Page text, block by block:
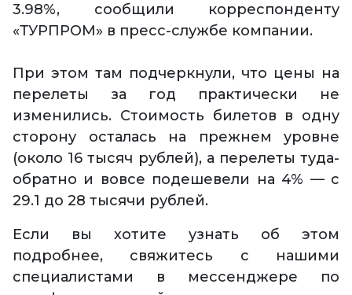
3.98%, сообщили корреспонденту
«ТУРПРОМ» в пресс-службе компании.
При этом там подчеркнули, что цены на
перелеты за год практически не
изменились. Стоимость билетов в одну
сторону осталась на прежнем уровне
(около 16 тысяч рублей), а перелеты туда-
обратно и вовсе подешевели на 4% — с
29.1 до 28 тысячи рублей.
Если вы хотите узнать об этом
подробнее, свяжитесь с нашими
специалистами в мессенджере по